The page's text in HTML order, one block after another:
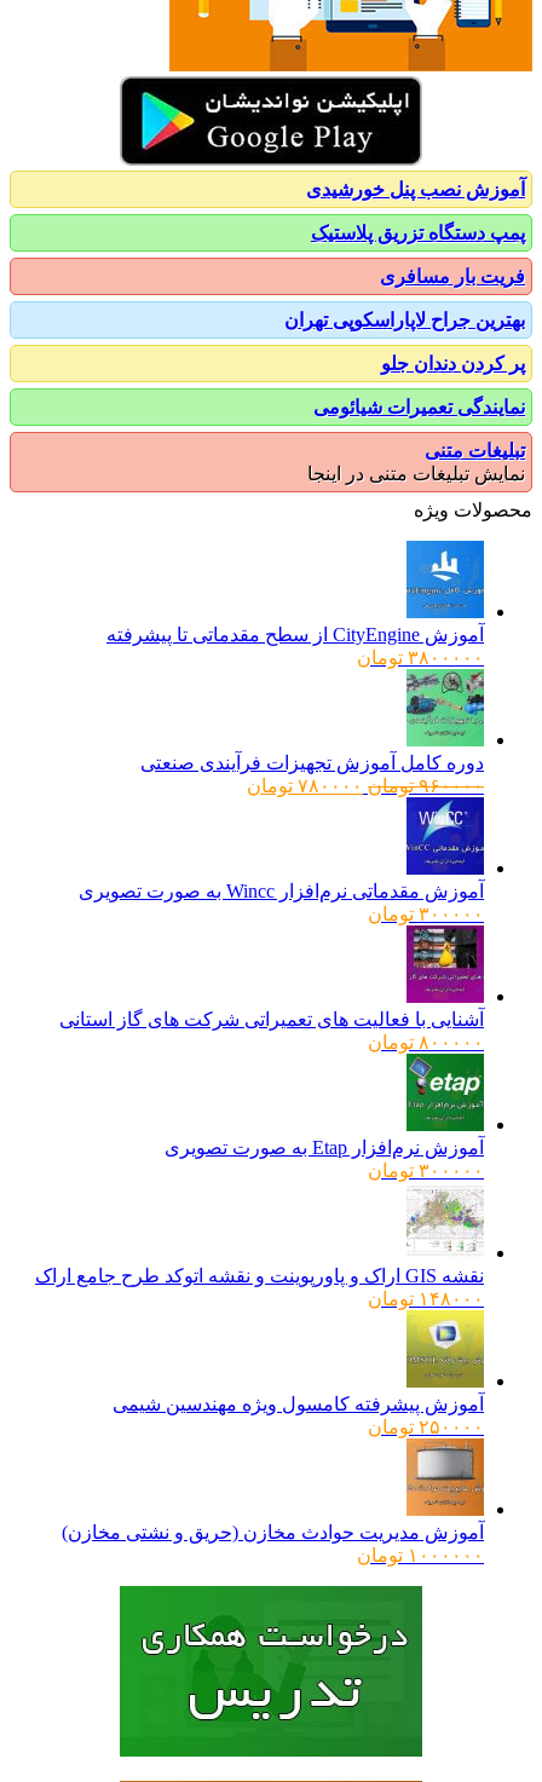
نصب پنل خورشیدی
دستگاه تزریق پلاستیک
بار مسافری
جراح لاپاراسکوپی تهران
دندان جلو
تعمیرات شیائومی
متنی
تبلیغات متنی در اینجا
ویژه
آموزش CityEngine از سطح مقدماتی تا پیشرفته
۳۸۰۰۰۰۰ تومان
دوره کامل آموزش تجهیزات فرآیندی صنعتی
۹۶۰۰۰۰ تومانقیمت
۷۸۰۰۰۰ تومانقیمت
آموزش مقدماتی نرم‌افزار Wincc به صورت تصویری
۳۰۰۰۰۰ تومان
آشنایی با فعالیت های تعمیراتی شرکت های گاز استانی
۸۰۰۰۰۰ تومان
آموزش نرم‌افزار Etap به صورت تصویری
۳۰۰۰۰۰ تومان
نقشه GIS اراک و پاورپوینت و نقشه اتوکد طرح جامع اراک
۱۴۸۰۰۰ تومان
آموزش پیشرفته کامسول ویژه مهندسین شیمی
۲۵۰۰۰۰ تومان
آموزش مدیریت حوادث مخازن (حریق و نشتی مخازن)
۱۰۰۰۰۰۰ تومان